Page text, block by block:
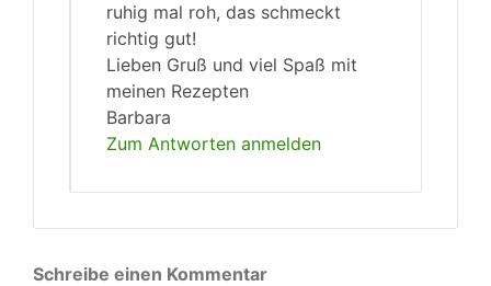
ruhig mal roh, das schmeckt
richtig gut!
Lieben Gruß und viel Spaß mit
meinen Rezepten
Barbara
Zum Antworten anmelden
Schreibe einen Kommentar